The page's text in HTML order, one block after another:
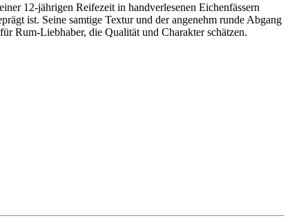
12-jährigen Reifezeit in handverlesenen Eichenfässern
ist. Seine samtige Textur und der angenehm runde Abgang
Rum-Liebhaber, die Qualität und Charakter schätzen.